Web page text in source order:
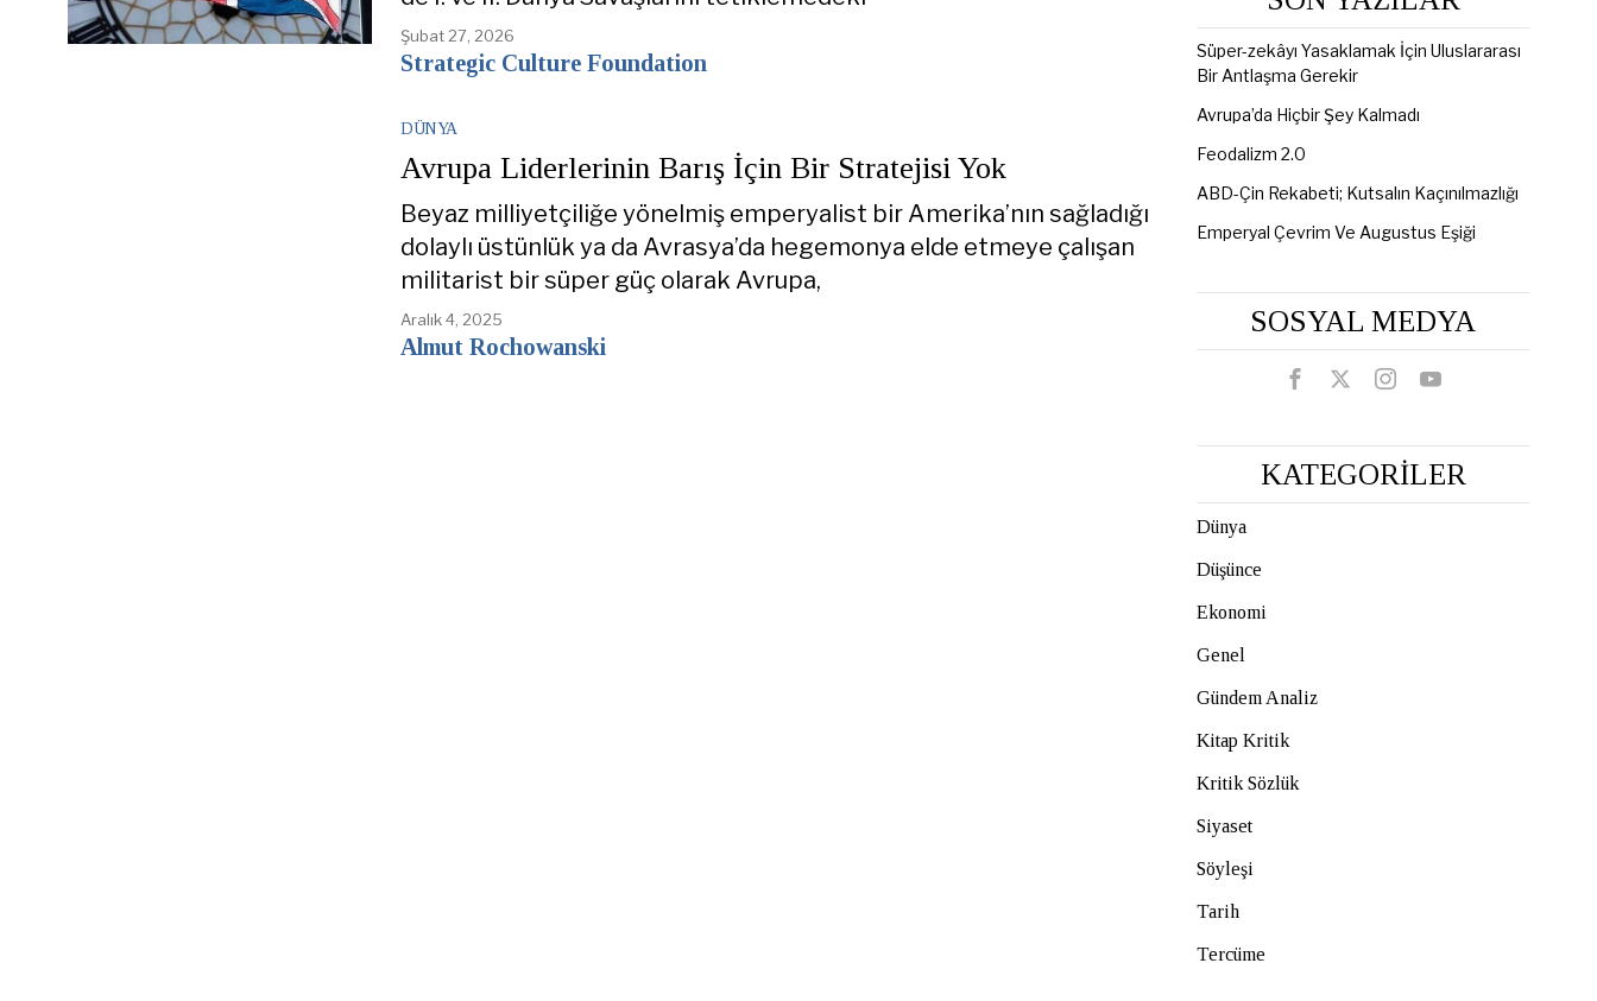
Şubat 27, 2026
Strategic Culture Foundation
DÜNYA
Avrupa Liderlerinin Barış İçin Bir Stratejisi Yok
Beyaz milliyetçiliğe yönelmiş emperyalist bir Amerika’nın sağladığı
dolaylı üstünlük ya da Avrasya’da hegemonya elde etmeye çalışan
militarist bir süper güç olarak Avrupa,
Aralık 4, 2025
Almut Rochowanski
Süper-zekâyı Yasaklamak İçin Uluslararası
Bir Antlaşma Gerekir
Avrupa’da Hiçbir Şey Kalmadı
Feodalizm 2.0
ABD-Çin Rekabeti; Kutsalın Kaçınılmazlığı
Emperyal Çevrim Ve Augustus Eşiği
SOSYAL MEDYA
KATEGORİLER
Dünya
Düşünce
Ekonomi
Genel
Gündem Analiz
Kitap Kritik
Kritik Sözlük
Siyaset
Söyleşi
Tarih
Tercüme